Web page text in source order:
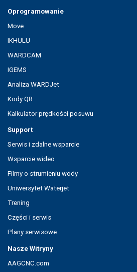
Oprogramowanie
Move
IKHULU
WARDCAM
IGEMS
Analiza WARDJet
Kody QR
Kalkulator prędkości posuwu
Support
Serwis i zdalne wsparcie
Wsparcie wideo
Filmy o strumieniu wody
Uniwersytet Waterjet
Trening
Części i serwis
Plany serwisowe
Nasze Witryny
AAGCNC.com